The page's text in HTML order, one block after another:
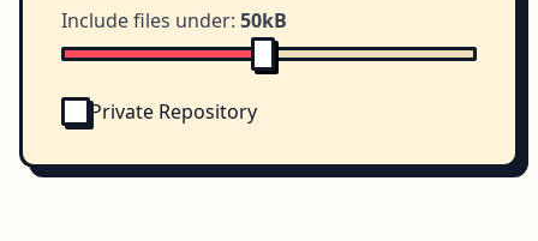
Include files under: 50kB
Private Repository